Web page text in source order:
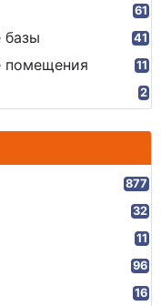
61
базы 41
помещения 11
2
877
32
11
96
16